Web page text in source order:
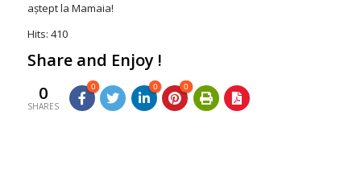
aştept la Mamaia!
Hits: 410
Share and Enjoy !
0
SHARES
0 0 0